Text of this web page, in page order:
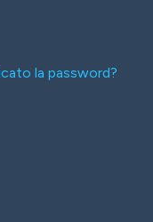
la password?